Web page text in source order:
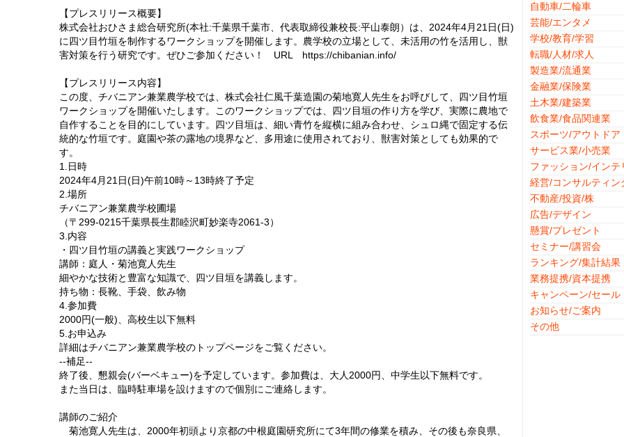
【プレスリリース概要】
株式会社おひさま総合研究所(本社:千葉県千葉市、代表取締役兼校長:平山泰朗）は、2024年4月21日(日)
に四ツ目竹垣を制作するワークショップを開催します。農学校の立場として、未活用の竹を活用し、獣
害対策を行う研究です。ぜひご参加ください！ URL https://chibanian.info/
【プレスリリース内容】
この度、チバニアン兼業農学校では、株式会社仁風千葉造園の菊地寛人先生をお呼びして、四ツ目竹垣
ワークショップを開催いたします。このワークショップでは、四ツ目垣の作り方を学び、実際に農地で
自作することを目的にしています。四ツ目垣は、細い青竹を縦横に組み合わせ、シュロ縄で固定する伝
統的な竹垣です。庭園や茶の露地の境界など、多用途に使用されており、獣害対策としても効果的で
す。
1.日時
2024年4月21日(日)午前10時～13時終了予定
2.場所
チバニアン兼業農学校圃場
（〒299-0215千葉県長生郡睦沢町妙楽寺2061-3）
3.内容
・四ツ目竹垣の講義と実践ワークショップ
講師：庭人・菊池寛人先生
細やかな技術と豊富な知識で、四ツ目垣を講義します。
持ち物：長靴、手袋、飲み物
4.参加費
2000円(一般)、高校生以下無料
5.お申込み
詳細はチバニアン兼業農学校のトップページをご覧ください。
--補足--
終了後、懇親会(バーベキュー)を予定しています。参加費は、大人2000円、中学生以下無料です。
また当日は、臨時駐車場を設けますので個別にご連絡します。
講師のご紹介
菊池寛人先生は、2000年初頭より京都の中根庭園研究所にて3年間の修業を積み、その後も奈良県、
自動車/二輪車
芸能/エンタメ
学校/教育/学習
転職/人材/求人
製造業/流通業
金融業/保険業
土木業/建築業
飲食業/食品関連業
スポーツ/アウトドア
サービス業/小売業
ファッション/インテ
経営/コンサルティン
不動産/投資/株
広告/デザイン
懸賞/プレゼント
セミナー/講習会
ランキング/集計結果
業務提携/資本提携
キャンペーン/セール
お知らせ/ご案内
その他